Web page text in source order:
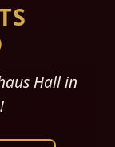
Hall in